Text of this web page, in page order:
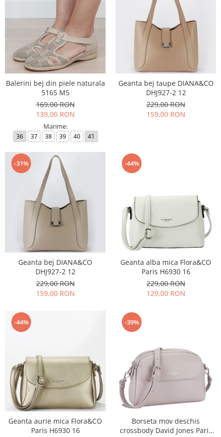
Balerini bej din piele naturala
5165 M5
169,00 RON
139,00 RON
Marime:
36 37 38 39 40 41
Geanta bej taupe DIANA&CO
DHJ927-2 12
229,00 RON
159,00 RON
-31%
Geanta bej DIANA&CO
DHJ927-2 12
229,00 RON
159,00 RON
-44%
Geanta alba mica Flora&CO
Paris H6930 16
229,00 RON
129,00 RON
-44%
Geanta aurie mica Flora&CO
Paris H6930 16
-39%
Borseta mov deschis
crossbody David Jones Paris